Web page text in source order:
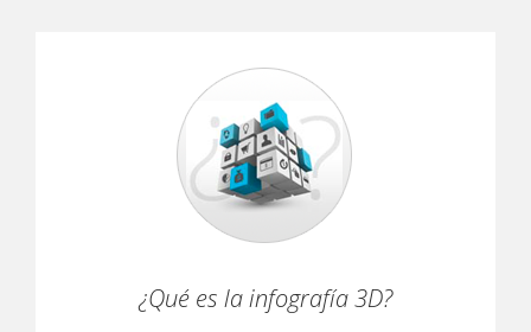
¿Qué es la infografía 3D?